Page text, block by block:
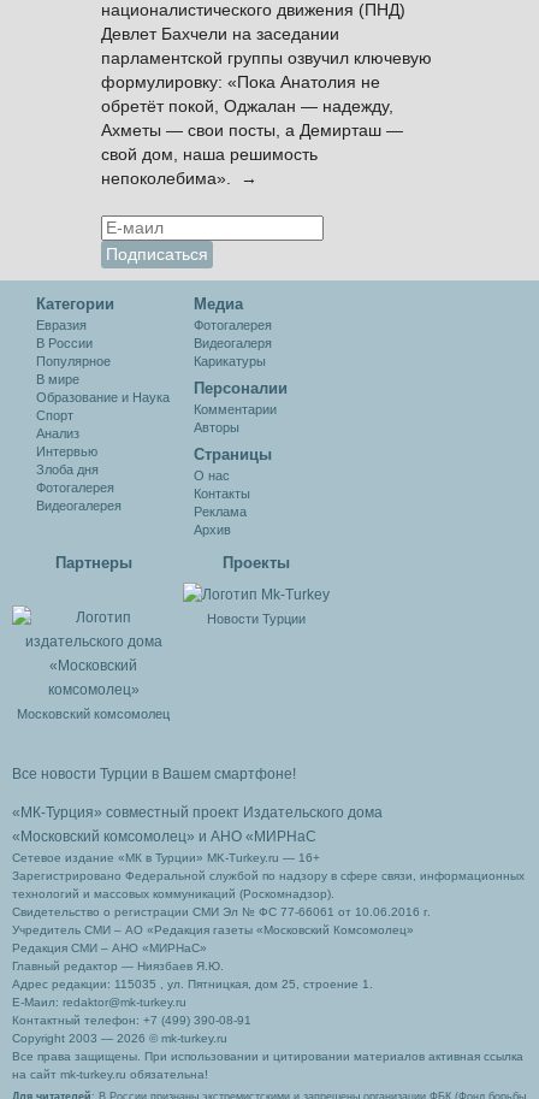
националистического движения (ПНД)
Девлет Бахчели на заседании
парламентской группы озвучил ключевую
формулировку: «Пока Анатолия не
обретёт покой, Оджалан — надежду,
Ахметы — свои посты, а Демирташ —
свой дом, наша решимость
непоколебима». →
Категории
Евразия
В России
Популярное
В мире
Образование и Наука
Спорт
Анализ
Интервью
Злоба дня
Фотогалерея
Видеогалерея
Медиа
Фотогалерея
Видеогалеря
Карикатуры
Персоналии
Комментарии
Авторы
Cтраницы
О нас
Контакты
Реклама
Архив
Партнеры
Московский комсомолец
Проекты
Новости Турции
Все новости Турции в Вашем смартфоне!
«МК-Турция» совместный проект Издательского дома
«Московский комсомолец» и АНО «МИРНаС
Сетевое издание «МК в Турции» MK-Turkey.ru — 16+
Зарегистрировано Федеральной службой по надзору в сфере связи, информационных
технологий и массовых коммуникаций (Роскомнадзор).
Свидетельство о регистрации СМИ Эл № ФС 77-66061 от 10.06.2016 г.
Учредитель СМИ – АО «Редакция газеты «Московский Комсомолец»
Редакция СМИ – АНО «МИРНаС»
Главный редактор — Ниязбаев Я.Ю.
Адрес редакции: 115035 , ул. Пятницкая, дом 25, строение 1.
Е-Маил: redaktor@mk-turkey.ru
Контактный телефон: +7 (499) 390-08-91
Copyright 2003 — 2026 © mk-turkey.ru
Все права защищены. При использовании и цитировании материалов активная ссылка
на сайт mk-turkey.ru обязательна!